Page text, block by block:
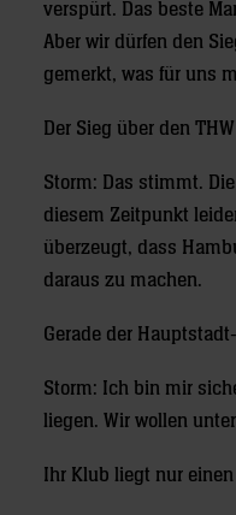
verspürt. Das beste
Aber wir dürfen den
gemerkt, was für uns
Der Sieg über den
Storm: Das stimmt.
diesem Zeitpunkt
überzeugt, dass
daraus zu machen.
Gerade der
Storm: Ich bin mir
liegen. Wir wollen
Ihr Klub liegt nur